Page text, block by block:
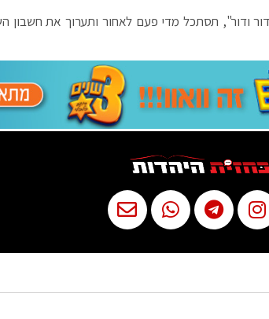
ודור", תסתכל מדי פעם לאחור ותערוך את חשבון